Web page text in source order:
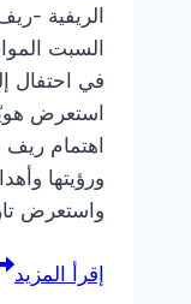
الريفية -
في احتفال
استعرض
اهتمام
ورؤيتها
واستعرض
إقرأ المزيد